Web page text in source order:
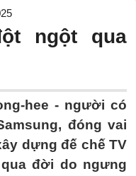
ngột qua
hee - người có
đóng vai
dựng đế chế TV
đời do ngưng